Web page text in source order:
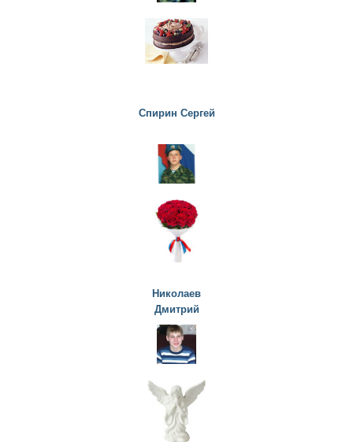
Спирин Сергей
Николаев
Дмитрий